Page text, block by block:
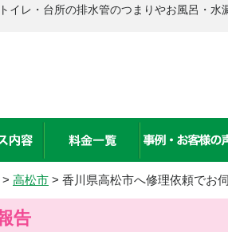
イレ・台所の排水管のつまりやお風呂・
> 高松市 > 香川県高松市へ修理依頼でお
告